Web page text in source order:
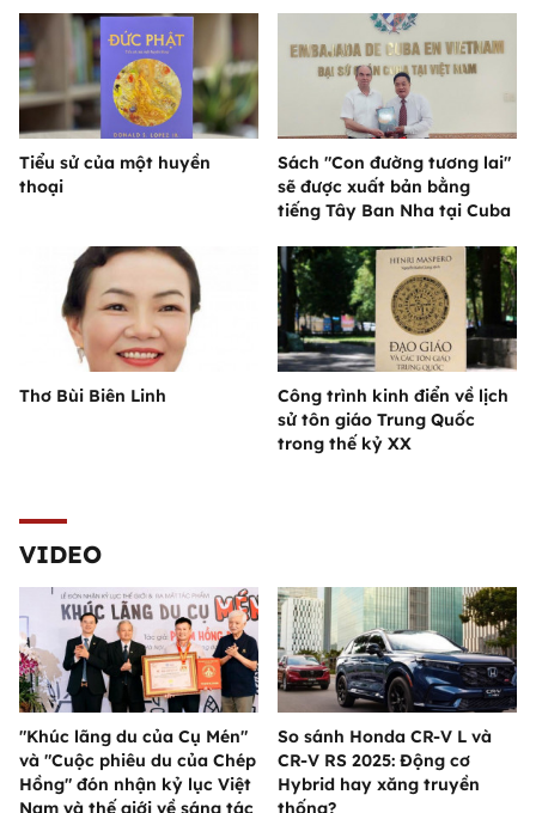
Tiểu sử của một huyền
thoại
Sách "Con đường tương lai"
sẽ được xuất bản bằng
tiếng Tây Ban Nha tại Cuba
Thơ Bùi Biên Linh
Công trình kinh điển về lịch
sử tôn giáo Trung Quốc
trong thế kỷ XX
VIDEO
"Khúc lãng du của Cụ Mén"
và "Cuộc phiêu du của Chép
Hồng" đón nhận kỷ lục Việt
Nam và thế giới về sáng tác
So sánh Honda CR-V L và
CR-V RS 2025: Động cơ
Hybrid hay xăng truyền
thống?